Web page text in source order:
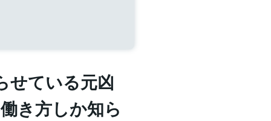
せている元凶
き方しか知ら